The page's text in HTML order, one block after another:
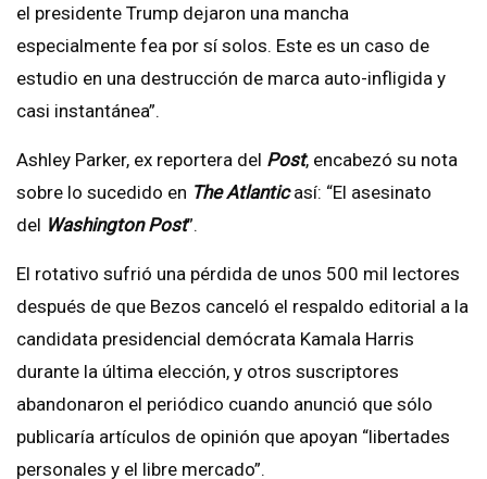
el presidente Trump dejaron una mancha
especialmente fea por sí solos. Este es un caso de
estudio en una destrucción de marca auto-infligida y
casi instantánea”.
Ashley Parker, ex reportera del Post, encabezó su nota
sobre lo sucedido en The Atlanticasí: “El asesinato
del Washington Post”.
El rotativo sufrió una pérdida de unos 500 mil lectores
después de que Bezos canceló el respaldo editorial a la
candidata presidencial demócrata Kamala Harris
durante la última elección, y otros suscriptores
abandonaron el periódico cuando anunció que sólo
publicaría artículos de opinión que apoyan “libertades
personales y el libre mercado”.